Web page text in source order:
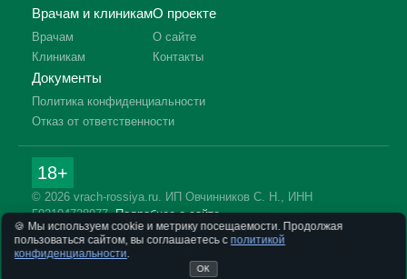
Врачам и клиникам
Врачам
Клиникам
О проекте
О сайте
Контакты
Документы
Политика конфиденциальности
Отказ от ответственности
18+
© 2026 vrach-rossiya.ru. ИП Овчинников С. Н., ИНН
592104728977.Подробнее о сайте
Информация на сайте не заменяет приём врача. Имеются
противопоказания, необходима консультация специалиста.
🍪 Мы используем cookie и метрику посещаемости. Продолжая
пользоваться сайтом, вы соглашаетесь с политикой
конфиденциальности
ОК